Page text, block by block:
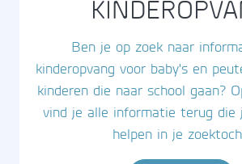
Ben je op zoek naar
kinderopvang voor baby's en
kinderen die naar school gaan?
vind je alle informatie terug die
helpen in je